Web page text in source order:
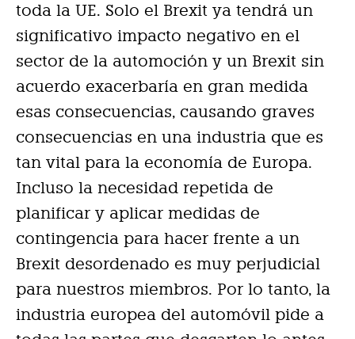
toda la UE. Solo el Brexit ya tendrá un
significativo impacto negativo en el
sector de la automoción y un Brexit sin
acuerdo exacerbaría en gran medida
esas consecuencias, causando graves
consecuencias en una industria que es
tan vital para la economía de Europa.
Incluso la necesidad repetida de
planificar y aplicar medidas de
contingencia para hacer frente a un
Brexit desordenado es muy perjudicial
para nuestros miembros. Por lo tanto, la
industria europea del automóvil pide a